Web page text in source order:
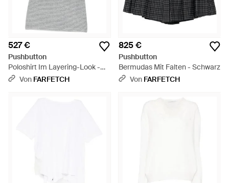
527 €
Pushbutton
Poloshirt Im Layering-Look -
GrauVon FARFETCH
825 €
Pushbutton
Bermudas Mit Falten - Schwarz
Von FARFETCH